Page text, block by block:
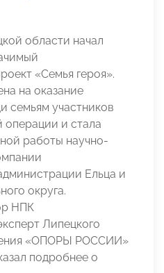
области начал
«Семья героя».
на оказание
семьям участников
операции и стала
работы научно-
Ельца и
округа.
НПК
Липецкого
«ОПОРЫ РОССИИ»
подробнее о